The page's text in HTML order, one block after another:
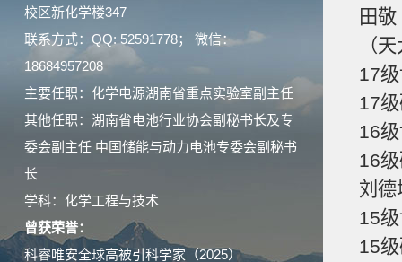
校区新化学楼347
联系方式：QQ: 52591778； 微信：
18684957208
主要任职：化学电源湖南省重点实验室副主任
其他任职：湖南省电池行业协会副秘书长及专
委会副主任 中国储能与动力电池专委会副秘书
长
学科：化学工程与技术
曾获荣誉：
科睿唯安全球高被引科学家（2025）
田
（
17
17
16
16
刘德
15
15